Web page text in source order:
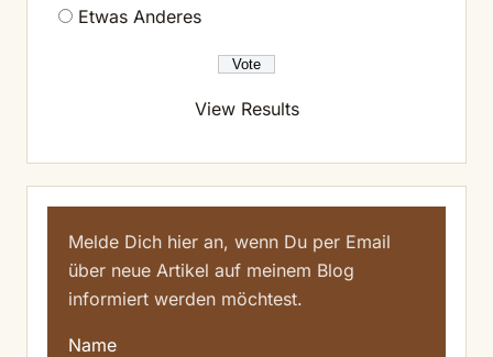
Etwas Anderes
View Results
Melde Dich hier an, wenn Du per Email
über neue Artikel auf meinem Blog
informiert werden möchtest.
Name